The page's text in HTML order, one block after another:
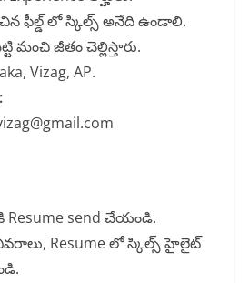
ఫీల్డ్ లో స్కిల్స్ అనేది ఉండాలి.
మంచి జీతం చెల్లిస్తారు.
Vizag, AP.
Resume send చేయండి.
Resume లో స్కిల్స్ హైలైట్